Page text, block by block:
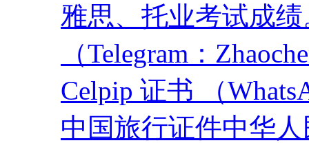
雅思、托业考试成
（Telegram：
Celpip 证书 （
中国旅行证件中华人